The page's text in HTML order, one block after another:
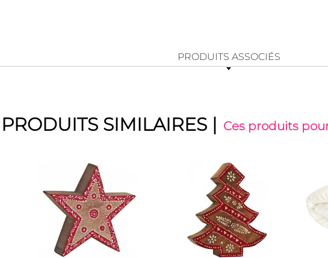
PRODUITS ASSOCIÉS
PRODUITS SIMILAIRES | Ces produits